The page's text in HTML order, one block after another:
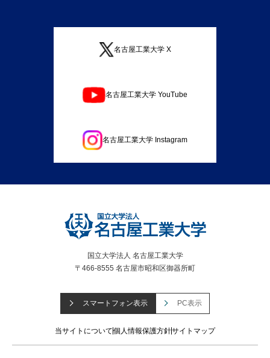
名古屋工業大学 X
名古屋工業大学 YouTube
名古屋工業大学 Instagram
国立大学法人 名古屋工業大学
〒466-8555 名古屋市昭和区御器所町
スマートフォン表示 PC表示
当サイトについて個人情報保護方針サイトマップ